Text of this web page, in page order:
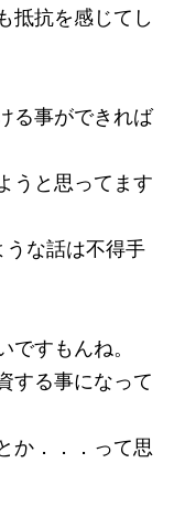
抵抗を感じてし
る事ができれば
うと思ってます
な話は不得手
ですもんね。
する事になって
か．．．って思